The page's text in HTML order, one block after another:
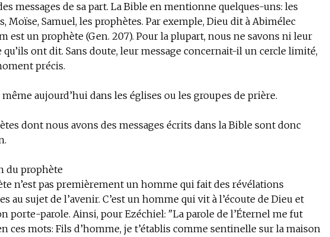
messages de sa part. La Bible en mentionne quelques-uns: les
Moïse, Samuel, les prophètes. Par exemple, Dieu dit à Abimélec
est un prophète (Gen. 207). Pour la plupart, nous ne savons ni leur
qu’ils ont dit. Sans doute, leur message concernait-il un cercle limité,
précis.
même aujourd’hui dans les églises ou les groupes de prière.
dont nous avons des messages écrits dans la Bible sont donc
du prophète
n’est pas premièrement un homme qui fait des révélations
au sujet de l’avenir. C’est un homme qui vit à l’écoute de Dieu et
porte-parole. Ainsi, pour Ezéchiel: "La parole de l’Éternel me fut
ces mots: Fils d’homme, je t’établis comme sentinelle sur la maison